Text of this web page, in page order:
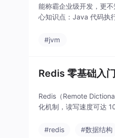
能称霸企业级开发，更
心知识点：Java 代码执
#jvm
Redis 零基础入
Redis（Remote
化机制，读写速度可达
#redis #数据结构